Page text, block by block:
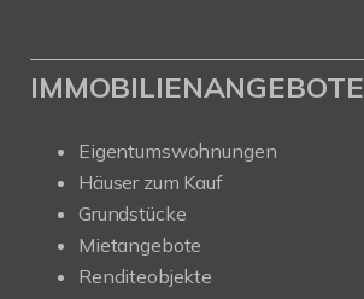
IMMOBILIENANGEBOTE
Eigentumswohnungen
Häuser zum Kauf
Grundstücke
Mietangebote
Renditeobjekte